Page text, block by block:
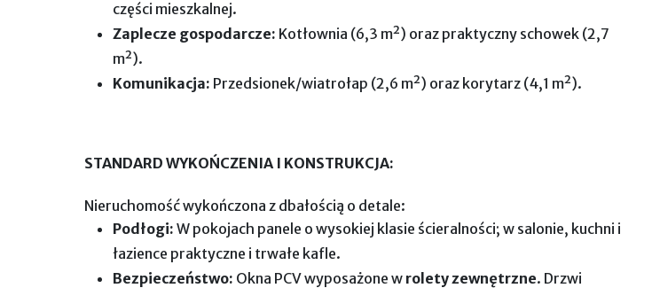
części mieszkalnej.
Zaplecze gospodarcze: Kotłownia (6,3 m²) oraz praktyczny schowek (2,7
m²).
Komunikacja: Przedsionek/wiatrołap (2,6 m²) oraz korytarz (4,1 m²).
STANDARD WYKOŃCZENIA I KONSTRUKCJA:
Nieruchomość wykończona z dbałością o detale:
Podłogi: W pokojach panele o wysokiej klasie ścieralności; w salonie, kuchni i
łazience praktyczne i trwałe kafle.
Bezpieczeństwo: Okna PCV wyposażone w rolety zewnętrzne. Drzwi